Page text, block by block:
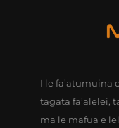
I le fa’atumuina
tagata fa’alelei,
ma le mafua e